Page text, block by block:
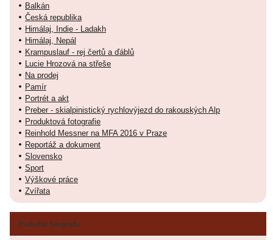
Balkán
Česká republika
Himálaj, Indie - Ladakh
Himálaj, Nepál
Krampuslauf - rej čertů a ďáblů
Lucie Hrozová na střeše
Na prodej
Pamír
Portrét a akt
Preber - skialpinistický rychlovýjezd do rakouských Alp
Produktová fotografie
Reinhold Messner na MFA 2016 v Praze
Reportáž a dokument
Slovensko
Sport
Výškové práce
Zvířata
Poslední fotografie